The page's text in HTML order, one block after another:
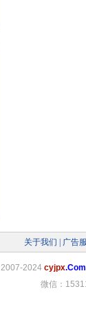
关于我们 广告
2007-2024 cyjpx.Com
微信：